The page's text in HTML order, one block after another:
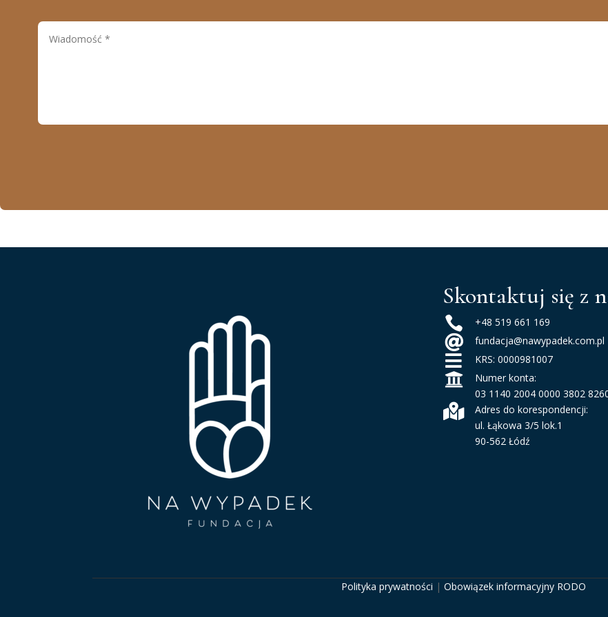
Skontaktuj się z
 +48 519 661 169
 fundacja@nawypadek.com.pl
 KRS: 0000981007

Numer konta:
03 1140 2004 0000 3802

Adres do korespondencji:
ul. Łąkowa 3/5 lok.1
90-562 Łódź
Polityka prywatności | Obowiązek informacyjny RODO